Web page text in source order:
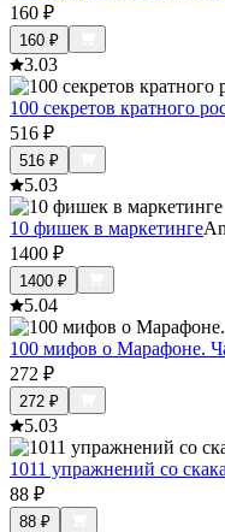
160 ₽
160 ₽
3.03
100 секретов кратного
516 ₽
516 ₽
5.03
10 фишек в маркетинге
1400 ₽
1400 ₽
5.04
100 мифов о Марафоне.
272 ₽
272 ₽
5.03
1011 упражнений со
88 ₽
88 ₽